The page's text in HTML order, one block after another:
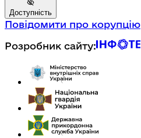
Доступність
Повідомити про корупцію
Розробник сайту: